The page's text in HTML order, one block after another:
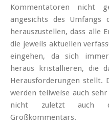
Kommentatoren nicht
angesichts des Umfangs
herauszustellen, dass alle
die jeweils aktuellen
eingehen, da sich
heraus kristallieren, die
Herausforderungen stellt.
werden teilweise auch
nicht zuletzt auch
Großkommentars.